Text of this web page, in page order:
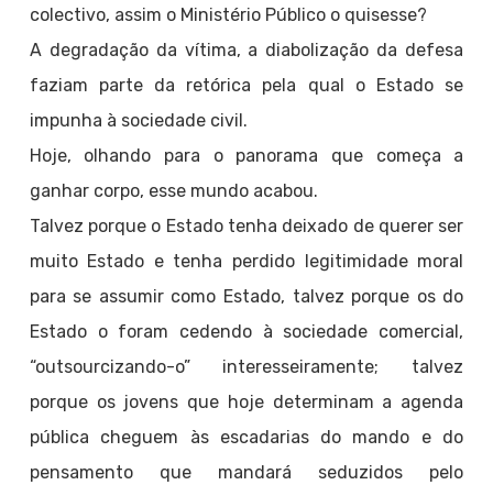
colectivo, assim o Ministério Público o quisesse?
A degradação da vítima, a diabolização da defesa
faziam parte da retórica pela qual o Estado se
impunha à sociedade civil.
Hoje, olhando para o panorama que começa a
ganhar corpo, esse mundo acabou.
Talvez porque o Estado tenha deixado de querer ser
muito Estado e tenha perdido legitimidade moral
para se assumir como Estado, talvez porque os do
Estado o foram cedendo à sociedade comercial,
“outsourcizando-o” interesseiramente; talvez
porque os jovens que hoje determinam a agenda
pública cheguem às escadarias do mando e do
pensamento que mandará seduzidos pelo